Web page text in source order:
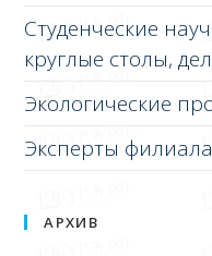
Студенческие
круглые столы,
Экологические
Эксперты
АРХИВ